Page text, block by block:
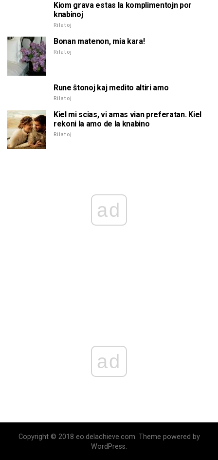
Kiom grava estas la komplimentojn por
knabinoj
Rilatoj
Bonan matenon, mia kara!
Rilatoj
Rune ŝtonoj kaj medito altiri amo
Rilatoj
Kiel mi scias, vi amas vian preferatan. Kiel
rekoni la amo de la knabino
Rilatoj
ad
ad
Copyright © 2018 eo.delachieve.com. Theme powered by
WordPress.